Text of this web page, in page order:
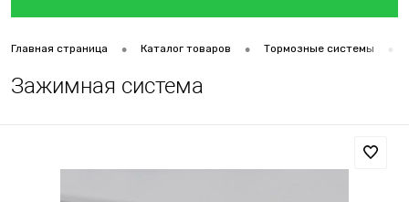
Главная страница • Каталог товаров • Тормозные системы •
Зажимная система